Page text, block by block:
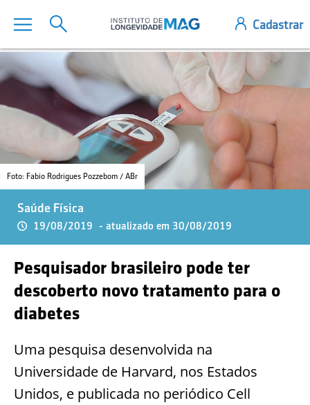
Foto: Fabio Rodrigues Pozzebom / ABr
Saúde Física
19/08/2019 - atualizado em 30/08/2019
Pesquisador brasileiro pode ter
descoberto novo tratamento para o
diabetes
Uma pesquisa desenvolvida na
Universidade de Harvard, nos Estados
Unidos, e publicada no periódico Cell